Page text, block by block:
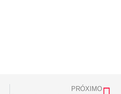
PRÓXIMO